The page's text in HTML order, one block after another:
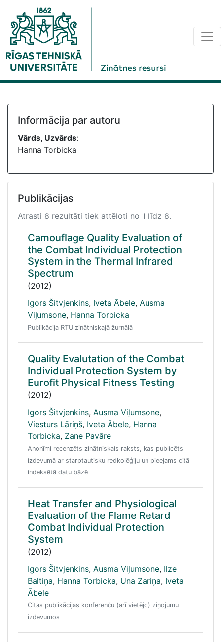
Informācija par autoru
Vārds, Uzvārds:
Hanna Torbicka
Publikācijas
Atrasti 8 rezultāti tiek attēloti no 1 līdz 8.
Camouflage Quality Evaluation of
the Combat Individual Protection
System in the Thermal Infrared
Spectrum
(2012)
Igors Šitvjenkins, Iveta Ābele, Ausma
Viļumsone, Hanna Torbicka
Publikācija RTU zinātniskajā žurnālā
Quality Evalutation of the Combat
Individual Protection System by
Eurofit Physical Fitness Testing
(2012)
Igors Šitvjenkins, Ausma Viļumsone,
Viesturs Lāriņš, Iveta Ābele, Hanna
Torbicka, Zane Pavāre
Anonīmi recenzēts zinātniskais raksts, kas publicēts
izdevumā ar starptautisku redkolēģiju un pieejams citā
indeksētā datu bāzē
Heat Transfer and Physiological
Evaluation of the Flame Retard
Combat Individual Protection
System
(2012)
Igors Šitvjenkins, Ausma Viļumsone, Ilze
Baltiņa, Hanna Torbicka, Una Zariņa, Iveta
Ābele
Citas publikācijas konferenču (arī vietējo) ziņojumu
izdevumos